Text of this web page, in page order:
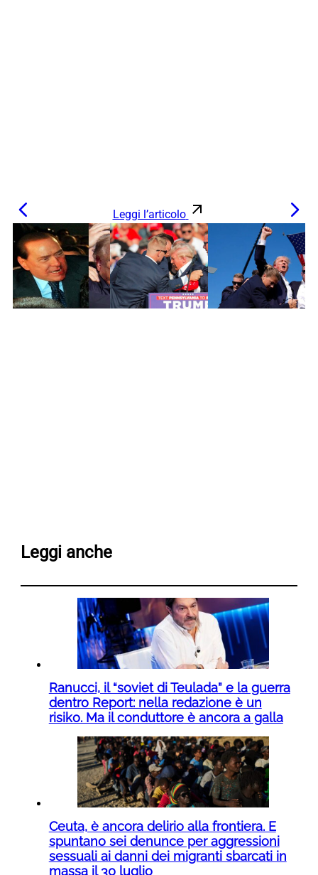
Leggi l’articolo
Leggi anche
Ranucci, il “soviet di Teulada” e la guerra
dentro Report: nella redazione è un
risiko. Ma il conduttore è ancora a galla
Ceuta, è ancora delirio alla frontiera. E
spuntano sei denunce per aggressioni
sessuali ai danni dei migranti sbarcati in
massa il 30 luglio